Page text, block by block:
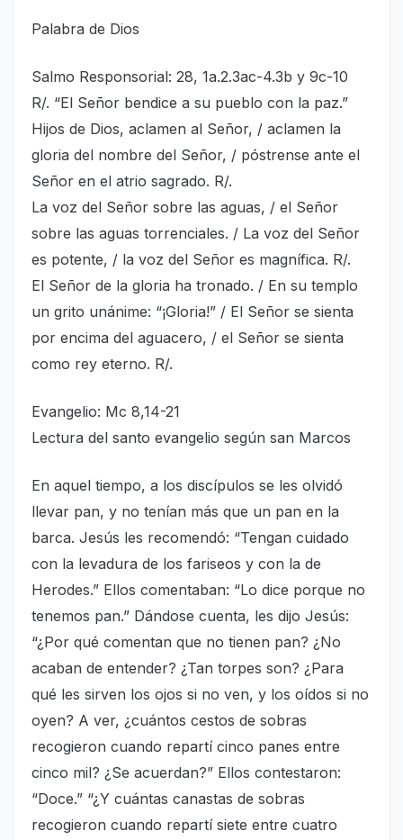
Palabra de Dios
Salmo Responsorial: 28, 1a.2.3ac-4.3b y 9c-10
R/. “El Señor bendice a su pueblo con la paz.”
Hijos de Dios, aclamen al Señor, / aclamen la
gloria del nombre del Señor, / póstrense ante el
Señor en el atrio sagrado. R/.
La voz del Señor sobre las aguas, / el Señor
sobre las aguas torrenciales. / La voz del Señor
es potente, / la voz del Señor es magnífica. R/.
El Señor de la gloria ha tronado. / En su templo
un grito unánime: “¡Gloria!” / El Señor se sienta
por encima del aguacero, / el Señor se sienta
como rey eterno. R/.
Evangelio: Mc 8,14-21
Lectura del santo evangelio según san Marcos
En aquel tiempo, a los discípulos se les olvidó
llevar pan, y no tenían más que un pan en la
barca. Jesús les recomendó: “Tengan cuidado
con la levadura de los fariseos y con la de
Herodes.” Ellos comentaban: “Lo dice porque no
tenemos pan.” Dándose cuenta, les dijo Jesús:
“¿Por qué comentan que no tienen pan? ¿No
acaban de entender? ¿Tan torpes son? ¿Para
qué les sirven los ojos si no ven, y los oídos si no
oyen? A ver, ¿cuántos cestos de sobras
recogieron cuando repartí cinco panes entre
cinco mil? ¿Se acuerdan?” Ellos contestaron:
“Doce.” “¿Y cuántas canastas de sobras
recogieron cuando repartí siete entre cuatro